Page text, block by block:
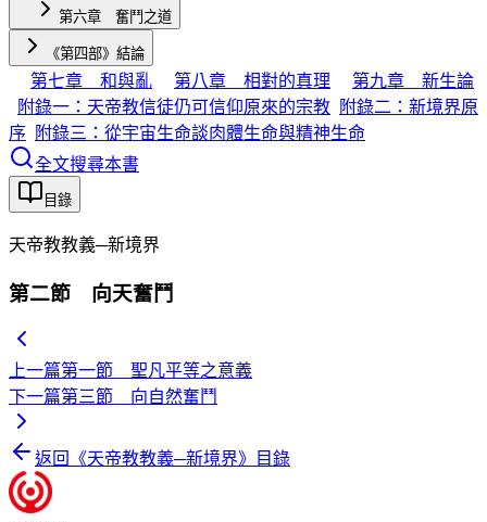
第六章 奮鬥之道
《第四部》結論
第七章 和與亂 第八章 相對的真理
第九章 新生論
附錄一：天帝教信徒仍可信仰原來的宗教
附錄二：新境界原
序
附錄三：從宇宙生命談肉體生命與精神生命
全文搜尋本書
目錄
天帝教教義─新境界
第二節 向天奮鬥
上一篇第一節 聖凡平等之意義
下一篇第三節 向自然奮鬥
返回《天帝教教義─新境界》目錄